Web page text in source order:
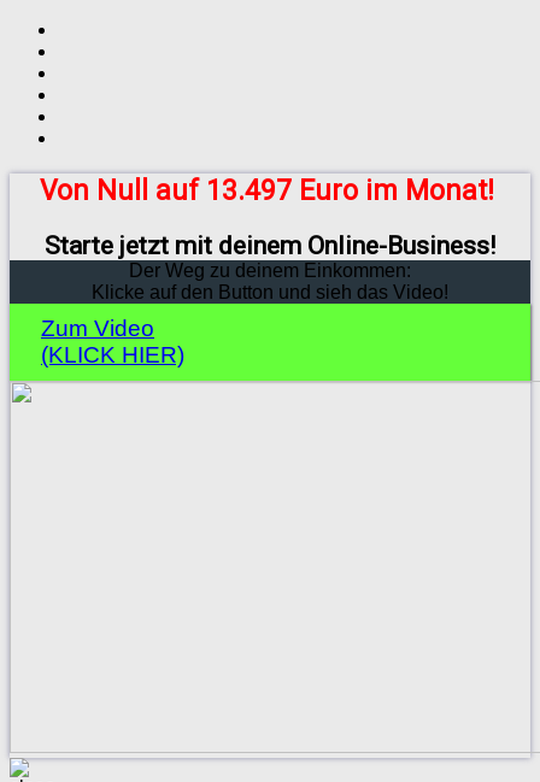
Von Null auf 13.497 Euro im Monat!
Starte jetzt mit deinem Online-Business!
Der Weg zu deinem Einkommen:
Klicke auf den Button und sieh das Video!
Zum Video
(KLICK HIER)